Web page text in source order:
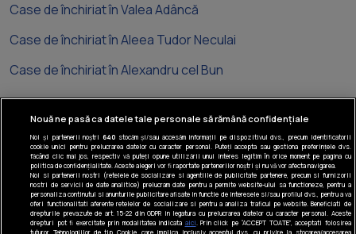
Case de închiriat în Valea Adâncă
Case de închiriat în Aleea Tudor Neculai
Case de închiriat în Alexandru cel Bun
Tel: +40 374 40 44 99
Iride Business Park, Bld. Dimitrie
Pompeiu 9-9A, Clădirea B2B, 020335,
sector 2, București, România
Nouă ne pasă ca datele tale personale să rămână confidențiale
Noi și partenerii noștri 640stocăm și/sau accesăm informații pe dispozitivul dvs., precum identificatorii
cookie unici pentru prelucrarea datelor cu caracter personal. Puteți accepta sau gestiona preferințele dvs.
făcând clic mai jos, respectiv vă puteți opune utilizării unui interes legitim în orice moment pe pagina cu
politica de confidențialitate. Aceste alegeri vor fi raportate partenerilor noștri și nu vă vor afecta navigarea.
Noi si partenerii nostri (retelele de socializare si agentiile de publicitate partenere, precum si furnizorii
nostri de servicii de date analitice) prelucram date pentru a permite website-ului sa functioneze, pentru a
personaliza continutul si anunturile publicitare afisate in functie de interesele si/sau profilul dvs., pentru a va
oferi functionalitati aferente retelelor de socializare si pentru a analiza traficul pe website. Beneficiati de
drepturile prevazute de art. 15-22 din GDPR in legatura cu prelucrarea datelor cu caracter personal. Aceste
drepturi pot fi exercitate prin modalitatea indicata aici . Prin click pe “ACCEPT TOATE”, acceptati folosirea
tuturor Tehnologiilor de tip Cookie, care implica inclusiv acceptul dvs. cu privire la stocarea/accesarea